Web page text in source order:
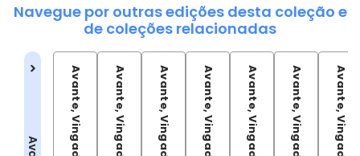
Navegue por outras edições desta coleção e
de coleções relacionadas